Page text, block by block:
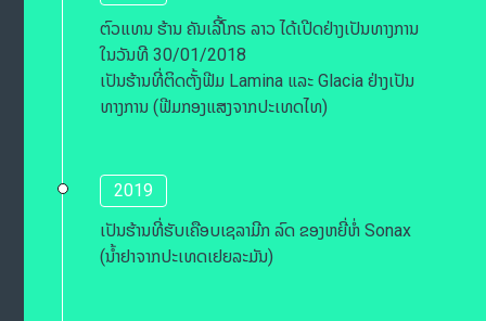
ຕົວແທນ ຮ້ານ ຄັນເລີ້ໂກຣ ລາວ ໄດ້ເປີດຢ່າງເປັນທາງການ
ໃນວັນທີ 30/01/2018
ເປັນຮ້ານທີ່ຕິດຕັ້ງຟີມ Lamina ແລະ Glacia ຢ່າງເປັນ
ທາງການ (ຟີມກອງແສງຈາກປະເທດໄທ)
2019
ເປັນຮ້ານທີ່ຮັບເຄືອບເຊລາມີກ ລົດ ຂອງຫຍີ່ຫໍ່ Sonax
(ນ້ຳຢາຈາກປະເທດເຢຍລະມັນ)